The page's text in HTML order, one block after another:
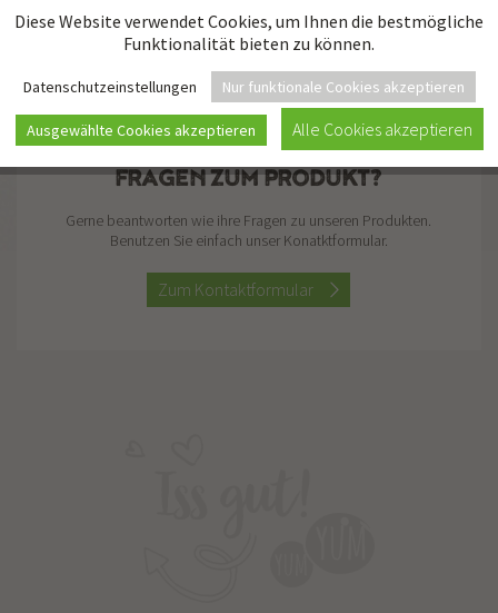
mehr
FRAGEN ZUM PRODUKT?
Gerne beantworten wie ihre Fragen zu unseren Produkten.
Benutzen Sie einfach unser Konatktformular.
Zum Kontaktformular
Diese Website verwendet Cookies, um Ihnen die bestmögliche
Funktionalität bieten zu können.
Datenschutzeinstellungen Nur funktionale Cookies akzeptieren
Ausgewählte Cookies akzeptieren Alle Cookies akzeptieren